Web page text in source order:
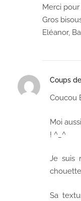
Merci
Gros
Eléanor,
Coups
Coucou
Moi
! ^_^
Je suis
Sa